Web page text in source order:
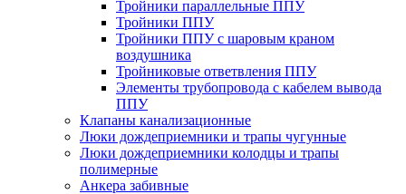
Тройники параллельные ППУ
Тройники ППУ
Тройники ППУ с шаровым краном
воздушника
Тройниковые ответвления ППУ
Элементы трубопровода с кабелем вывода
ППУ
Клапаны канализационные
Люки дождеприемники и трапы чугунные
Люки дождеприемники колодцы и трапы
полимерные
Анкера забивные